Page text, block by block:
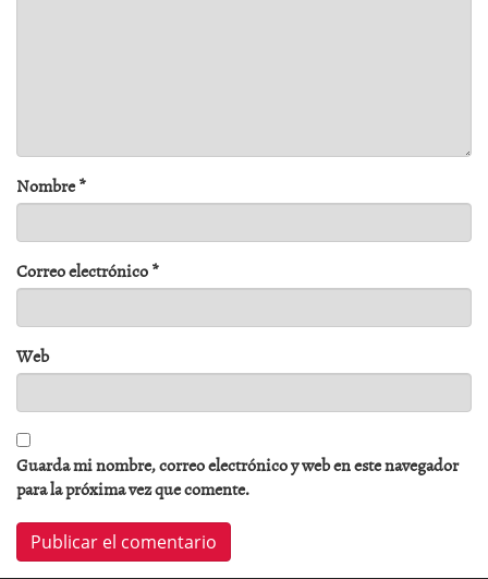
Nombre*
Correo electrónico*
Web
Guarda mi nombre, correo electrónico y web en este navegador
para la próxima vez que comente.